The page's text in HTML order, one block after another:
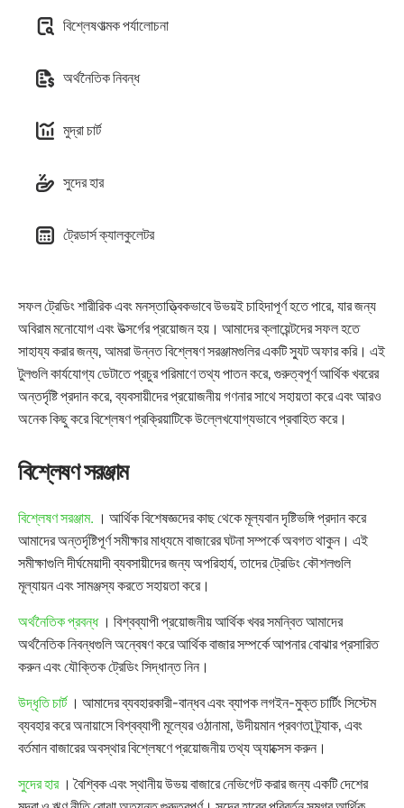
বিশ্লেষণাত্মক পর্যালোচনা
অর্থনৈতিক নিবন্ধ
মুদ্রা চার্ট
সুদের হার
ট্রেডার্স ক্যালকুলেটর
সফল ট্রেডিং শারীরিক এবং মনস্তাত্ত্বিকভাবে উভয়ই চাহিদাপূর্ণ হতে পারে, যার জন্য
অবিরাম মনোযোগ এবং উত্সর্গের প্রয়োজন হয়। আমাদের ক্লায়েন্টদের সফল হতে
সাহায্য করার জন্য, আমরা উন্নত বিশ্লেষণ সরঞ্জামগুলির একটি স্যুট অফার করি। এই
টুলগুলি কার্যযোগ্য ডেটাতে প্রচুর পরিমাণে তথ্য পাতন করে, গুরুত্বপূর্ণ আর্থিক খবরের
অন্তর্দৃষ্টি প্রদান করে, ব্যবসায়ীদের প্রয়োজনীয় গণনার সাথে সহায়তা করে এবং আরও
অনেক কিছু করে বিশ্লেষণ প্রক্রিয়াটিকে উল্লেখযোগ্যভাবে প্রবাহিত করে।
বিশ্লেষণ সরঞ্জাম
বিশ্লেষণ সরঞ্জাম. । আর্থিক বিশেষজ্ঞদের কাছ থেকে মূল্যবান দৃষ্টিভঙ্গি প্রদান করে
আমাদের অন্তর্দৃষ্টিপূর্ণ সমীক্ষার মাধ্যমে বাজারের ঘটনা সম্পর্কে অবগত থাকুন। এই
সমীক্ষাগুলি দীর্ঘমেয়াদী ব্যবসায়ীদের জন্য অপরিহার্য, তাদের ট্রেডিং কৌশলগুলি
মূল্যায়ন এবং সামঞ্জস্য করতে সহায়তা করে।
অর্থনৈতিক প্রবন্ধ। বিশ্বব্যাপী প্রয়োজনীয় আর্থিক খবর সমন্বিত আমাদের
অর্থনৈতিক নিবন্ধগুলি অন্বেষণ করে আর্থিক বাজার সম্পর্কে আপনার বোঝার প্রসারিত
করুন এবং যৌক্তিক ট্রেডিং সিদ্ধান্ত নিন।
উদ্ধৃতি চার্ট। আমাদের ব্যবহারকারী-বান্ধব এবং ব্যাপক লগইন-মুক্ত চার্টিং সিস্টেম
ব্যবহার করে অনায়াসে বিশ্বব্যাপী মূল্যের ওঠানামা, উদীয়মান প্রবণতা ট্র্যাক, এবং
বর্তমান বাজারের অবস্থার বিশ্লেষণে প্রয়োজনীয় তথ্য অ্যাক্সেস করুন।
সুদের হার। বৈশ্বিক এবং স্থানীয় উভয় বাজারে নেভিগেট করার জন্য একটি দেশের